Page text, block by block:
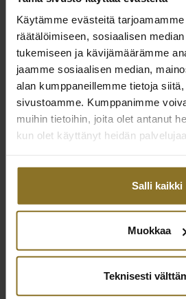
Käytämme evästeitä
räätälöimiseen, sosiaalisen
tukemiseen ja kävijämäärämme
jaamme sosiaalisen median,
alan kumppaneillemme tietoja
sivustoamme. Kumppanimme
muihin tietoihin, joita olet antanut
kun olet käyttänyt heidän
Salli kaikki
Muokkaa
Teknisesti